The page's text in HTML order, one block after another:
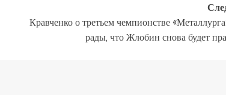
Кравченко о третьем чемпионстве
рады, что Жлобин снова будет